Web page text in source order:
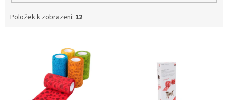
Položek k zobrazení: 12